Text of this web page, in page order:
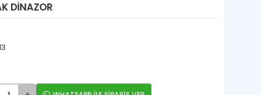
DİNAZOR